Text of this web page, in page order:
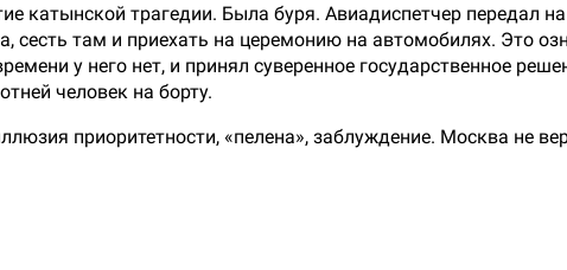
катынской трагедии. Была буря. Авиадиспетчер передал
сесть там и приехать на церемонию на автомобилях. Это
у него нет, и принял суверенное государственное
человек на борту.
приоритетности, «пелена», заблуждение. Москва не